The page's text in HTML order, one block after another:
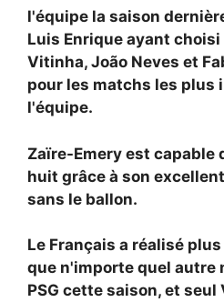
l'équipe la saison
Luis Enrique ayant choisi
Vitinha, João Neves et
pour les matchs les plus
l'équipe.
Zaïre-Emery est capable
huit grâce à son
sans le ballon.
Le Français a réalisé
que n'importe quel autre
PSG cette saison, et seul